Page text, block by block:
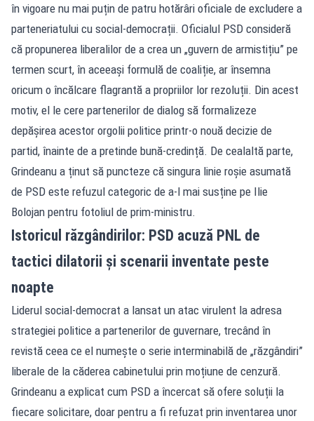
în vigoare nu mai puțin de patru hotărâri oficiale de excludere a
parteneriatului cu social-democrații. Oficialul PSD consideră
că propunerea liberalilor de a crea un „guvern de armistițiu” pe
termen scurt, în aceeași formulă de coaliție, ar însemna
oricum o încălcare flagrantă a propriilor lor rezoluții. Din acest
motiv, el le cere partenerilor de dialog să formalizeze
depășirea acestor orgolii politice printr-o nouă decizie de
partid, înainte de a pretinde bună-credință. De cealaltă parte,
Grindeanu a ținut să puncteze că singura linie roșie asumată
de PSD este refuzul categoric de a-l mai susține pe Ilie
Bolojan pentru fotoliul de prim-ministru.
Istoricul răzgândirilor: PSD acuză PNL de
tactici dilatorii și scenarii inventate peste
noapte
Liderul social-democrat a lansat un atac virulent la adresa
strategiei politice a partenerilor de guvernare, trecând în
revistă ceea ce el numește o serie interminabilă de „răzgândiri”
liberale de la căderea cabinetului prin moțiune de cenzură.
Grindeanu a explicat cum PSD a încercat să ofere soluții la
fiecare solicitare, doar pentru a fi refuzat prin inventarea unor